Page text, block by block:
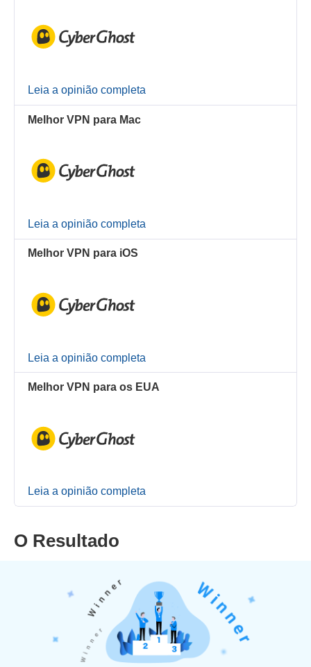
Leia a opinião completa
Melhor VPN para Mac
Leia a opinião completa
Melhor VPN para iOS
Leia a opinião completa
Melhor VPN para os EUA
Leia a opinião completa
O Resultado